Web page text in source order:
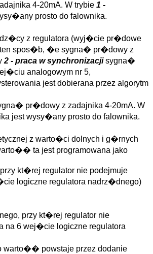
4-20mA. W trybie 1 -
prosto do falownika.
z regulatora (wyj�cie pr�dowe
ten spos�b, �e sygna� pr�dowy z
2 - praca w synchronizacjisygna�
analogowym nr 5,
jest dobierana przez algorytm
pr�dowy z zadajnika 4-20mA. W
jest wysy�any prosto do falownika.
z warto�ci dolnych i g�rnych
ta jest programowana jako
kt�rej regulator nie podejmuje
logiczne regulatora nadrz�dnego)
przy kt�rej regulator nie
na 6 wej�cie logiczne regulatora
warto�� powstaje przez dodanie